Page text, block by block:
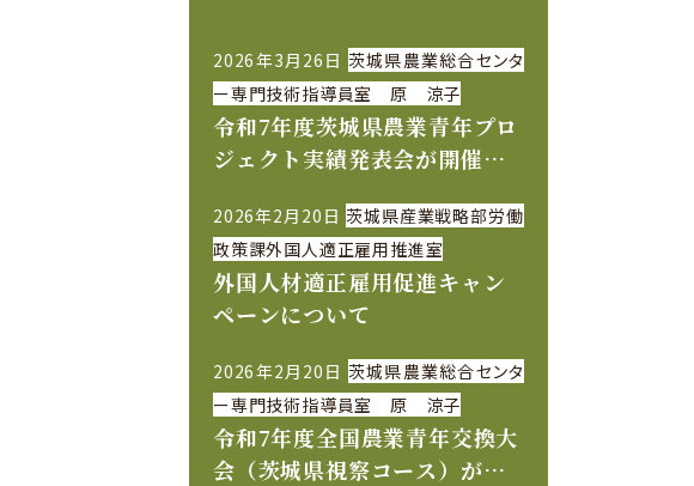
2026年3月26日 茨城県農業総合センタ
ー専門技術指導員室 原 涼子
令和7年度茨城県農業青年プロ
ジェクト実績発表会が開催さ
2026年2月20日 茨城県産業戦略部労働
政策課外国人適正雇用推進室
外国人材適正雇用促進キャン
ペーンについて
2026年2月20日 茨城県農業総合センタ
ー専門技術指導員室 原 涼子
令和7年度全国農業青年交換大
会（茨城県視察コース）が開